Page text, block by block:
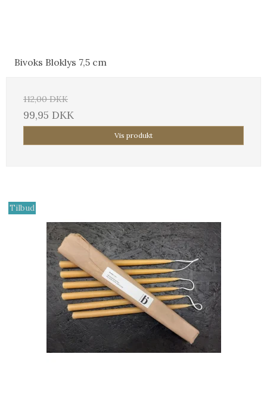
Bivoks Bloklys 7,5 cm
112,00 DKK
99,95 DKK
Vis produkt
Tilbud